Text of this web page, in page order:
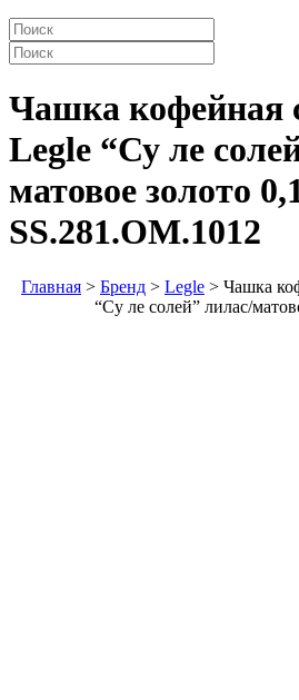
Чашка кофейная
Legle “Су ле
матовое золото
SS.281.ОМ.1012
Главная > Бренд > Legle > Чашка
“Су ле солей” лилас/